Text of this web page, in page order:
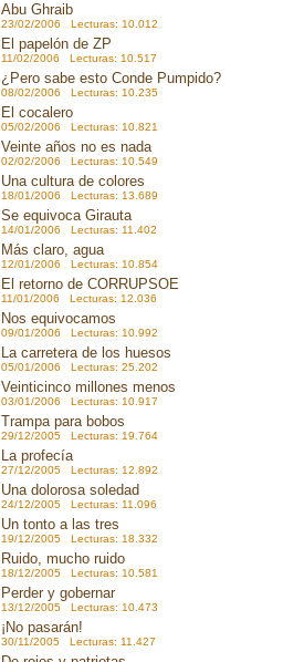
Abu Ghraib
23/02/2006 Lecturas: 10.012
El papelón de ZP
11/02/2006 Lecturas: 10.517
¿Pero sabe esto Conde Pumpido?
08/02/2006 Lecturas: 10.235
El cocalero
05/02/2006 Lecturas: 10.821
Veinte años no es nada
02/02/2006 Lecturas: 10.549
Una cultura de colores
18/01/2006 Lecturas: 13.689
Se equivoca Girauta
14/01/2006 Lecturas: 11.402
Más claro, agua
12/01/2006 Lecturas: 10.854
El retorno de CORRUPSOE
11/01/2006 Lecturas: 12.036
Nos equivocamos
09/01/2006 Lecturas: 10.992
La carretera de los huesos
05/01/2006 Lecturas: 25.202
Veinticinco millones menos
03/01/2006 Lecturas: 10.917
Trampa para bobos
29/12/2005 Lecturas: 19.764
La profecía
27/12/2005 Lecturas: 12.892
Una dolorosa soledad
24/12/2005 Lecturas: 11.096
Un tonto a las tres
19/12/2005 Lecturas: 18.332
Ruido, mucho ruido
18/12/2005 Lecturas: 10.581
Perder y gobernar
13/12/2005 Lecturas: 10.473
¡No pasarán!
30/11/2005 Lecturas: 11.427